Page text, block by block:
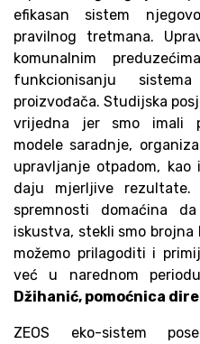
efikasan sistem
pravilnog tretmana.
komunalnim
funkcionisanju
proizvođača. Studijska
vrijedna jer smo imali
modele saradnje,
upravljanje otpadom, kao
daju mjerljive
spremnosti domaćina
iskustva, stekli smo
možemo prilagoditi i
već u narednom
Džihanić, pomoćnica
ZEOS eko-sistem